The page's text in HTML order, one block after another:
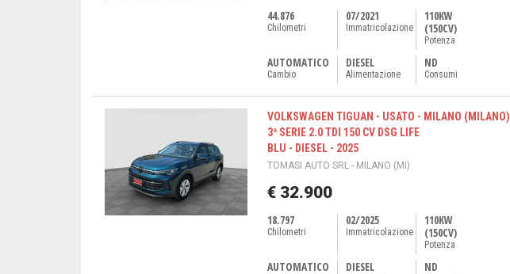
44.876
Chilometri
07/2021
Immatricolazione
110KW
(150CV)
Potenza
AUTOMATICO
Cambio
DIESEL
Alimentazione
ND
Consumi
VOLKSWAGEN TIGUAN - USATO - MILANO (MILANO)
3ª SERIE 2.0 TDI 150 CV DSG LIFE
BLU - DIESEL - 2025
TOMASI AUTO SRL - MILANO (MI)
€ 32.900
18.797
Chilometri
02/2025
Immatricolazione
110KW
(150CV)
Potenza
AUTOMATICO DIESEL ND